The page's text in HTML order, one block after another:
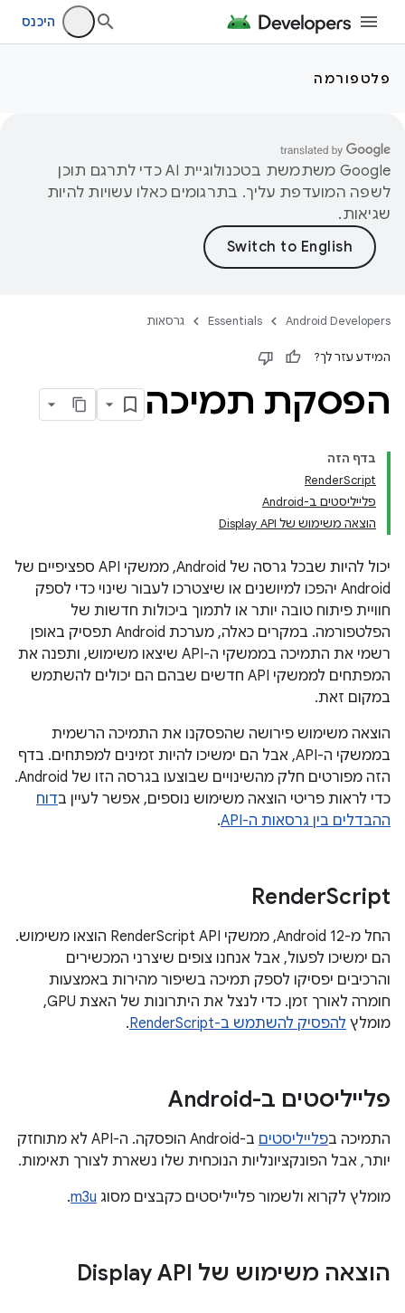
היכנס
פלטפורמה
‫Google משתמשת בטכנולוגיית AI כדי לתרגם תוכן
לשפה המועדפת עליך. בתרגומים כאלו עשויות להיות
שגיאות.
Android Developers
Essentials גרסאות
המידע עזר לך?
הפסקת תמיכה
בדף הזה
RenderScript
פלייליסטים ב-Android
הוצאה משימוש של Display API
יכול להיות שבכל גרסה של Android, ממשקי API ספציפיים של
Android יהפכו למיושנים או שיצטרכו לעבור שינוי כדי לספק
חוויית פיתוח טובה יותר או לתמוך ביכולות חדשות של
הפלטפורמה. במקרים כאלה, מערכת Android תפסיק באופן
רשמי את התמיכה בממשקי ה-API שיצאו משימוש, ותפנה את
המפתחים לממשקי API חדשים שבהם הם יכולים להשתמש
במקום זאת.
הוצאה משימוש פירושה שהפסקנו את התמיכה הרשמית
בממשקי ה-API, אבל הם ימשיכו להיות זמינים למפתחים. בדף
הזה מפורטים חלק מהשינויים שבוצעו בגרסה הזו של Android.
כדי לראות פריטי הוצאה משימוש נוספים, אפשר לעיין בדוח
ההבדלים בין גרסאות ה-API
.
RenderScript
החל מ-Android 12, ממשקי RenderScript API הוצאו משימוש.
הם ימשיכו לפעול, אבל אנחנו צופים שיצרני המכשירים
והרכיבים יפסיקו לספק תמיכה בשיפור מהירות באמצעות
חומרה לאורך זמן. כדי לנצל את היתרונות של האצת GPU,
מומלץ להפסיק להשתמש ב-RenderScript .
פלייליסטים ב-Android
התמיכה בפלייליסטים
ב-Android הופסקה. ה-API לא מתוחזק
יותר, אבל הפונקציונליות הנוכחית שלו נשארת לצורך תאימות.
מומלץ לקרוא ולשמור פלייליסטים כקבצים מסוג m3u
.
הוצאה משימוש של Display API